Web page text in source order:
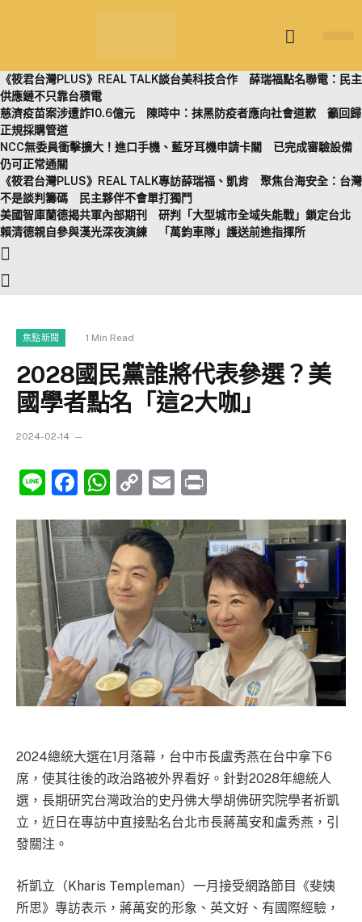
《筱君台灣PLUS》REAL TALK談台美科技合作 薛瑞福點名聯電：民主
供應鏈不只靠台積電
慈濟疫苗案涉遭詐10.6億元 陳時中：抹黑防疫者應向社會道歉 籲回歸
正規採購管道
NCC無委員衝擊擴大！進口手機、藍牙耳機申請卡關 已完成審驗設備
仍可正常通關
《筱君台灣PLUS》REAL TALK專訪薛瑞福、凱肯 聚焦台海安全：台灣
不是談判籌碼 民主夥伴不會單打獨鬥
美國智庫蘭德揭共軍內部期刊 研判「大型城市全域失能戰」鎖定台北
賴清德親自參與漢光深夜演練 「萬鈞車隊」護送前進指揮所
焦點新聞 1 Min Read
2028國民黨誰將代表參選？美
國學者點名「這2大咖」
2024-02-14
LineFacebook
WhatsApp
CopyEmail
2024總統大選在1月落幕，台中市長盧秀燕在台中拿下6
席，使其往後的政治路被外界看好。針對2028年總統人
選，長期研究台灣政治的史丹佛大學胡佛研究院學者祈凱
立，近日在專訪中直接點名台北市長蔣萬安和盧秀燕，引
發關注。
祈凱立（Kharis Templeman）一月接受網路節目《斐姨
所思》專訪表示，蔣萬安的形象、英文好、有國際經驗，